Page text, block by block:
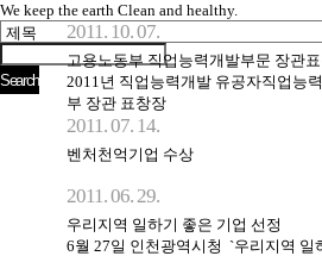
We keep the earth Clean and healthy.
2011. 10. 07.
고용노동부 직업능력개발부문 장관
2011년 직업능력개발 유공자직업능
부 장관 표창장
2011. 07. 14.
벤처천억기업 수상
2011. 06. 29.
우리지역 일하기 좋은 기업 선정
6월 27일 인천광역시청 `우리지역 일